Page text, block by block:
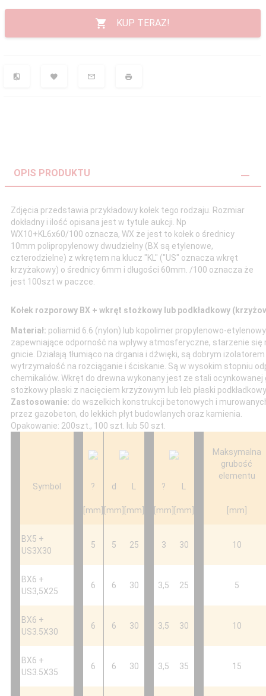
KUP TERAZ!
OPIS PRODUKTU
Zdjęcia przedstawia przykładowy kołek tego rodzaju. Rozmiar
dokładny i ilość opisana jest w tytule aukcji. Np
WX10+KL6x60/100 oznacza, WX że jest to kołek o średnicy
10mm polipropylenowy dwudzielny (BX są etylenowe,
czterodzielne) z wkrętem na klucz "KL" ("US" oznacza wkręt
krzyżakowy) o średnicy 6mm i długości 60mm. /100 oznacza że
jest 100szt w paczce.
Kołek rozporowy BX + wkręt stożkowy lub podkładkowy
Materiał: poliamid 6.6 (nylon) lub kopolimer propylenowo-
zapewniające odporność na wpływy atmosferyczne, starzenie się
gnicie. Działają tłumiąco na drgania i dźwięki, są dobrym
wytrzymałość na rozciąganie i ściskanie. Są w wysokim stopniu
chemikaliów. Wkręt do drewna wykonany jest ze stali ocynkowanej
stożkowy płaski z nacięciem krzyżowym lub łeb płaski
Zastosowanie: do wszelkich konstrukcji betonowych i
przez gazobeton, do lekkich płyt budowlanych oraz kamienia.
Opakowanie: 200szt., 100 szt. lub 50 szt.
Maksymalna
grubość
elementu
Symbol
? d ?
[mm] [mm] [mm] [mm] [mm] [mm]
BX5 +
US3X30
5 5 25 3 30 10
BX6 +
US3,5X25
6 6 30 3,5 25 5
BX6 +
US3.5X30
6 6 30 3,5 30 10
BX6 +
US3.5X35
6 6 30 3,5 35 15